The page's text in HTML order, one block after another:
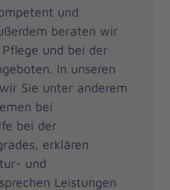
und
beraten wir
und bei der
In unseren
Sie unter anderem
bei
bei der
erklären
und
Leistungen